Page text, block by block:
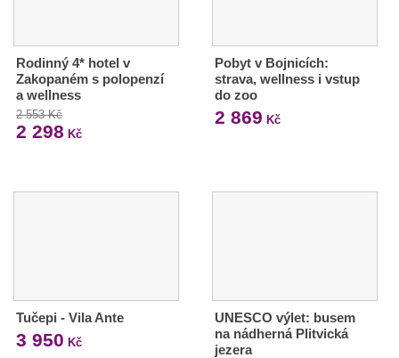
Rodinný 4* hotel v
Zakopaném s polopenzí
a wellness
2 553 Kč
2 298 Kč
Pobyt v Bojnicích:
strava, wellness i vstup
do zoo
2 869 Kč
Tučepi - Vila Ante
3 950 Kč
UNESCO výlet: busem
na nádherná Plitvická
jezera